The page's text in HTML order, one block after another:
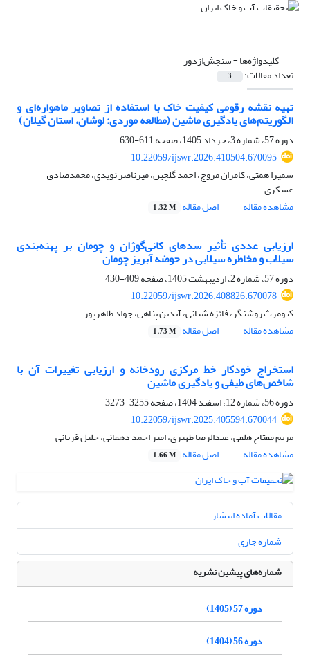
کلیدواژه‌ها =سنجش‌ازدور
تعداد مقالات: 3
تهیه نقشه رقومی کیفیت خاک با استفاده از تصاویر ماهواره‌ای و
الگوریتم‌های یادگیری ماشین (مطالعه موردی: لوشان، استان گیلان)
دوره 57، شماره 3، خرداد 1405، صفحه
611-630
10.22059/ijswr.2026.410504.670095
سمیرا همتی، کامران مروج، احمد گلچین، میرناصر نویدی، محمدصادق
عسکری
مشاهده مقاله
اصل مقاله 1.32 M
ارزیابی عددی تأثیر سدهای کانی‌گوژان و چومان بر پهنه‌بندی
سیلاب و مخاطره سیلابی در حوضه آبریز چومان
دوره 57، شماره 2، اردیبهشت 1405، صفحه
409-430
10.22059/ijswr.2026.408826.670078
کیومرث روشنگر، فائزه شبانی، آیدین پناهی، جواد طاهرپور
مشاهده مقاله
اصل مقاله 1.73 M
استخراج خودکار خط مرکزی رودخانه و ارزیابی تغییرات آن با
شاخص‌های طیفی و یادگیری ماشین
دوره 56، شماره 12، اسفند 1404، صفحه
3255-3273
10.22059/ijswr.2025.405594.670044
مریم مفتاح هلقی، عبدالرضا ظهیری، امیر احمد دهقانی، خلیل قربانی
مشاهده مقاله
اصل مقاله 1.66 M
مقالات آماده انتشار
شماره جاری
شماره‌های پیشین نشریه
دوره 57 (1405)
دوره 56 (1404)